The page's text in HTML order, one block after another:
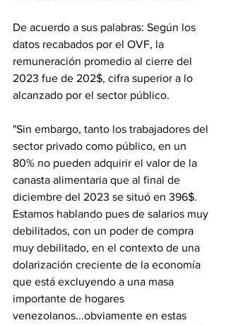
De acuerdo a sus palabras: Según los
datos recabados por el OVF, la
remuneración promedio al cierre del
2023 fue de 202$, cifra superior a lo
alcanzado por el sector público.
"Sin embargo, tanto los trabajadores del
sector privado como público, en un
80% no pueden adquirir el valor de la
canasta alimentaria que al final de
diciembre del 2023 se situó en 396$.
Estamos hablando pues de salarios muy
debilitados, con un poder de compra
muy debilitado, en el contexto de una
dolarización creciente de la economía
que está excluyendo a una masa
importante de hogares
venezolanos...obviamente en estas